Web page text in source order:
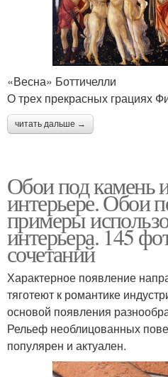
«Весна» Боттичелли
О трех прекрасных грациях
читать дальше →
Обои под камень
интерьере. Обои
примеры
интерьера. 145
сочетаний
Характерное появление
тяготеют к романтике
основой появления
Рельеф необлицованных
популярен и актуален.